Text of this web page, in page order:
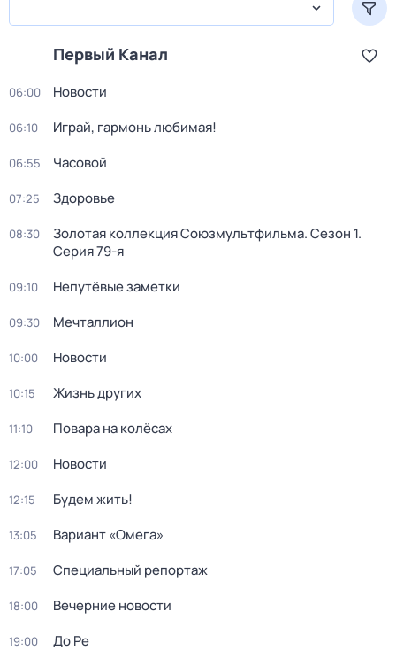
Первый Канал
06:00 Новости
06:10 Играй, гармонь любимая!
06:55 Часовой
07:25 Здоровье
08:30 Золотая коллекция Союзмультфильма. Сезон 1.
Серия 79-я
09:10 Непутёвые заметки
09:30 Мечталлион
10:00 Новости
10:15 Жизнь других
11:10 Повара на колёсах
12:00 Новости
12:15 Будем жить!
13:05 Вариант «Омега»
17:05 Специальный репортаж
18:00 Вечерние новости
19:00 До Ре